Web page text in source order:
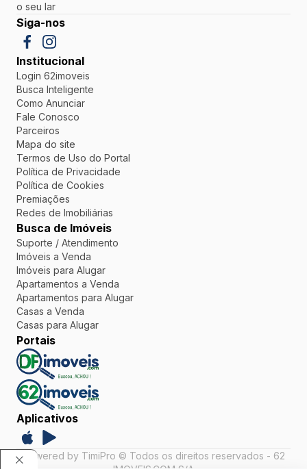
o seu lar
Siga-nos
Institucional
Login 62imoveis
Busca Inteligente
Como Anunciar
Fale Conosco
Parceiros
Mapa do site
Termos de Uso do Portal
Política de Privacidade
Política de Cookies
Premiações
Redes de Imobiliárias
Busca de Imóveis
Suporte / Atendimento
Imóveis a Venda
Imóveis para Alugar
Apartamentos a Venda
Apartamentos para Alugar
Casas a Venda
Casas para Alugar
Portais
Aplicativos
Powered by TimiPro © Todos os direitos reservados - 62